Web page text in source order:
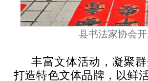
县书法家协会
丰富文体活动，凝聚
打造特色文体品牌，以鲜